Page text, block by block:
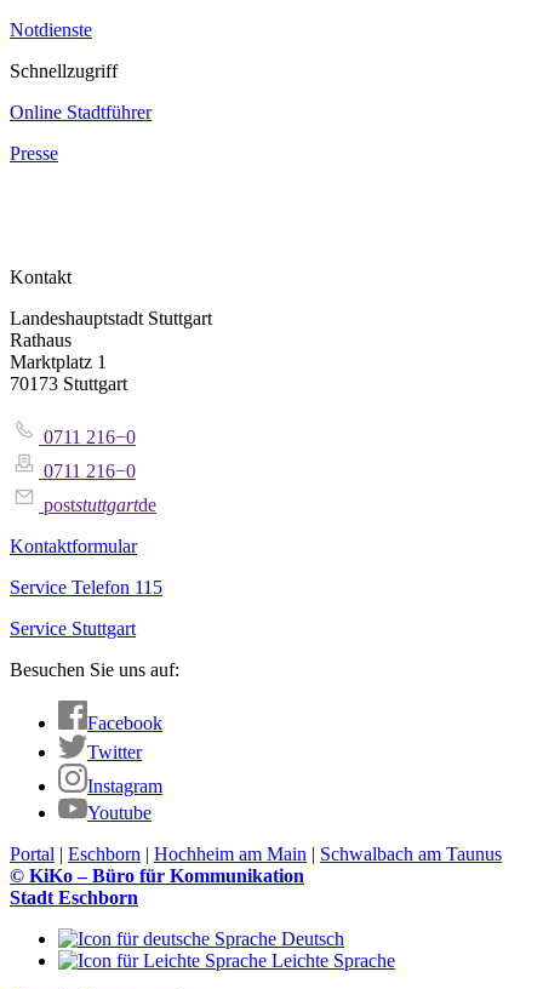
Notdienste
Schnellzugriff
Online Stadtführer
Presse
Kontakt
Landeshauptstadt Stuttgart
Rathaus
Marktplatz 1
70173 Stuttgart
0711 216−0
0711 216−0
poststuttgartde
Kontaktformular
Service Telefon 115
Service Stuttgart
Besuchen Sie uns auf:
Facebook
Twitter
Instagram
Youtube
Portal | Eschborn | Hochheim am Main | Schwalbach am Taunus
© KiKo – Büro für Kommunikation
Stadt Eschborn
Deutsch
Leichte Sprache